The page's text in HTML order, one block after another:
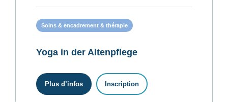
Soins & encadrement & thérapie
Yoga in der Altenpflege
Plus d’infos Inscription